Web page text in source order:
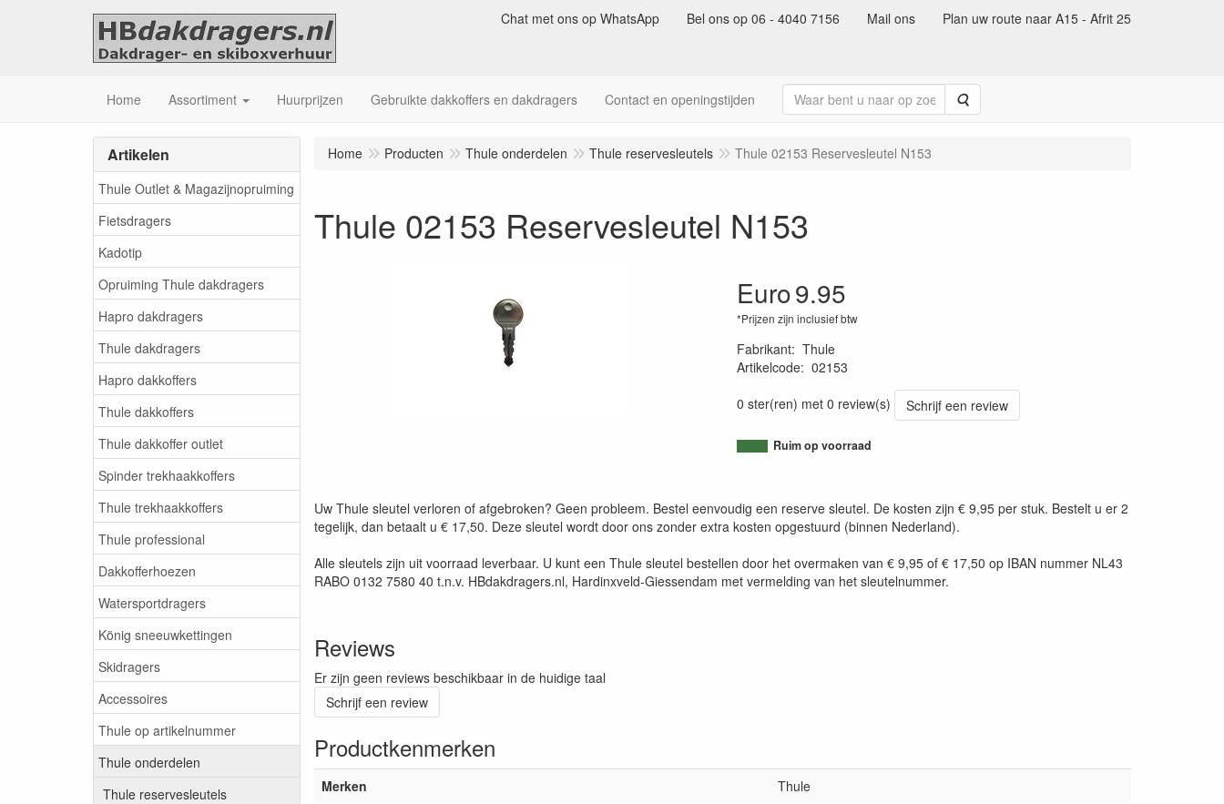
Chat met ons op WhatsApp Bel ons op 06 - 4040 7156 Mail ons Plan uw route naar A15 - Afrit 25
Home Assortiment Huurprijzen Gebruikte dakkoffers en dakdragers Contact en openingstijden Zoeken
Artikelen
Thule Outlet & Magazijnopruiming
Fietsdragers
Kadotip
Opruiming Thule dakdragers
Hapro dakdragers
Thule dakdragers
Hapro dakkoffers
Thule dakkoffers
Thule dakkoffer outlet
Spinder trekhaakkoffers
Thule trekhaakkoffers
Thule professional
Dakkofferhoezen
Watersportdragers
König sneeuwkettingen
Skidragers
Accessoires
Thule op artikelnummer
Thule onderdelen
Thule reservesleutels
Home Producten Thule onderdelen Thule reservesleutels Thule 02153 Reservesleutel N153
Thule 02153 Reservesleutel N153
Euro9.95
*Prijzen zijn inclusief btw
Fabrikant: Thule
Artikelcode: 02153
0 ster(ren) met 0 review(s)
Schrijf een review
Ruim op voorraad
Uw Thule sleutel verloren of afgebroken? Geen probleem. Bestel eenvoudig een reserve sleutel. De kosten zijn € 9,95 per stuk. Bestelt u er 2
tegelijk, dan betaalt u € 17,50. Deze sleutel wordt door ons zonder extra kosten opgestuurd (binnen Nederland).
Alle sleutels zijn uit voorraad leverbaar. U kunt een Thule sleutel bestellen door het overmaken van € 9,95 of € 17,50 op IBAN nummer NL43
RABO 0132 7580 40 t.n.v. HBdakdragers.nl, Hardinxveld-Giessendam met vermelding van het sleutelnummer.
Reviews
Er zijn geen reviews beschikbaar in de huidige taal
Schrijf een review
Productkenmerken
Merken Thule